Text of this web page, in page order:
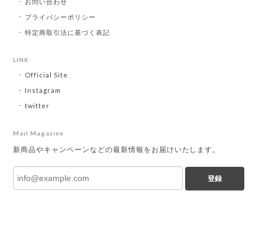
お問い合わせ
プライバシーポリシー
特定商取引法に基づく表記
LINK
Official Site
Instagram
twitter
Mail Magazine
新商品やキャンペーンなどの最新情報をお届けいたします。
登録